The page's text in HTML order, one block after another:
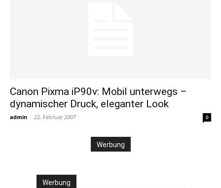
Canon Pixma iP90v: Mobil unterwegs –
dynamischer Druck, eleganter Look
admin - 22. Februar 2007 0
Werbung
Werbung